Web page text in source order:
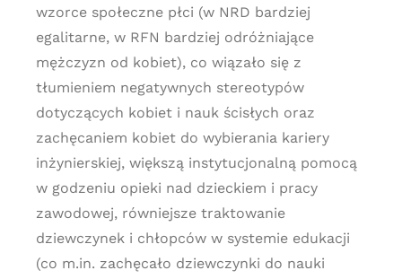
wzorce społeczne płci (w NRD bardziej
egalitarne, w RFN bardziej odróżniające
mężczyzn od kobiet), co wiązało się z
tłumieniem negatywnych stereotypów
dotyczących kobiet i nauk ścisłych oraz
zachęcaniem kobiet do wybierania kariery
inżynierskiej, większą instytucjonalną pomocą
w godzeniu opieki nad dzieckiem i pracy
zawodowej, równiejsze traktowanie
dziewczynek i chłopców w systemie edukacji
(co m.in. zachęcało dziewczynki do nauki